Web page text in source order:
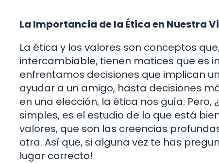
La Importancia de la Ética en Nuestra
La ética y los valores son conceptos
intercambiable, tienen matices que es
enfrentamos decisiones que implican
ayudar a un amigo, hasta decisiones
en una elección, la ética nos guía.
simples, es el estudio de lo que está
valores, que son las creencias
otra. Así que, si alguna vez te has
lugar correcto!